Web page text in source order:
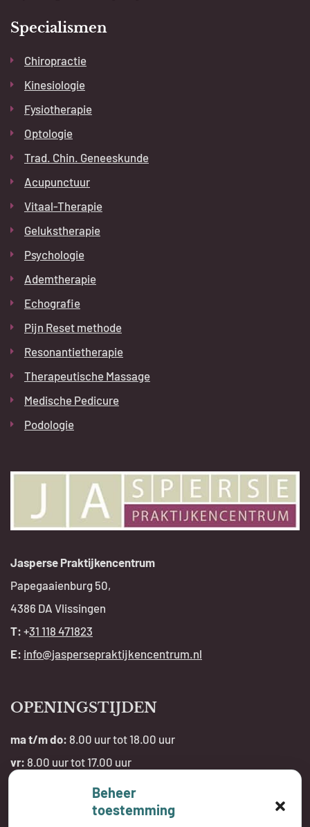
Beheer
toestemming
Specialismen
Chiropractie
Kinesiologie
Fysiotherapie
Optologie
Trad. Chin. Geneeskunde
Acupunctuur
Vitaal-Therapie
Gelukstherapie
Psychologie
Ademtherapie
Echografie
Pijn Reset methode
Resonantietherapie
Therapeutische Massage
Medische Pedicure
Podologie
Jasperse Praktijkencentrum
Papegaaienburg 50,
4386 DA Vlissingen
T: +31 118 471823
E: info@jaspersepraktijkencentrum.nl
OPENINGSTIJDEN
ma t/m do: 8.00 uur tot 18.00 uur
vr: 8.00 uur tot 17.00 uur
Telefonisch bereikbaar: